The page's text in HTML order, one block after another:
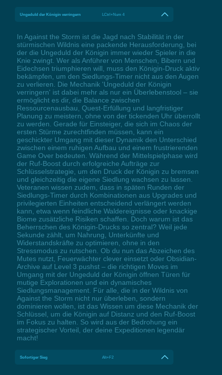
Ungeduld der Königin verringern LCtrl+Num 4
In Against the Storm ist die Jagd nach Stabilität in der
stürmischen Wildnis eine packende Herausforderung, bei
der die Ungeduld der Königin immer wieder Spieler in die
Knie zwingt. Wer als Anführer von Menschen, Bibern und
Eidechsen triumphieren will, muss den Königin-Druck aktiv
bekämpfen, um den Siedlungs-Timer nicht aus den Augen
zu verlieren. Die Mechanik 'Ungeduld der Königin
verringern' ist dabei mehr als nur ein Überlebenstool – sie
ermöglicht es dir, die Balance zwischen
Ressourcenausbau, Quest-Erfüllung und langfristiger
Planung zu meistern, ohne von der tickenden Uhr überrollt
zu werden. Gerade für Einsteiger, die sich im Chaos der
ersten Stürme zurechtfinden müssen, kann ein
geschickter Umgang mit dieser Dynamik den Unterschied
zwischen einem ruhigen Aufbau und einem frustrierenden
Game Over bedeuten. Während der Mittelspielphase wird
der Ruf-Boost durch erfolgreiche Aufträge zur
Schlüsselstrategie, um den Druck der Königin zu bremsen
und gleichzeitig die eigene Siedlung wachsen zu lassen.
Veteranen wissen zudem, dass in späten Runden der
Siedlungs-Timer durch Kombinationen aus Upgrades und
privilegierten Einheiten entscheidend verlängert werden
kann, etwa wenn feindliche Waldereignisse oder knackige
Biome zusätzliche Risiken schaffen. Doch warum ist das
Beherrschen des Königin-Drucks so zentral? Weil jede
Sekunde zählt, um Nahrung, Unterkünfte und
Widerstandskräfte zu optimieren, ohne in den
Stressmodus zu rutschen. Ob du nun das Abzeichen des
Mutes nutzt, Feuerwächter clever einsetzt oder Obsidian-
Archive auf Level 3 pushst – die richtigen Moves im
Umgang mit der Ungeduld der Königin öffnen Türen für
mutige Explorationen und ein dynamisches
Siedlungsmanagement. Für alle, die in der Wildnis von
Against the Storm nicht nur überleben, sondern
dominieren wollen, ist das Wissen um diese Mechanik der
Schlüssel, um die Königin auf Distanz und den Ruf-Boost
im Fokus zu halten. So wird aus der Bedrohung ein
strategischer Vorteil, der deine Expeditionen legendär
macht!
Sofortiger Sieg Alt+F2